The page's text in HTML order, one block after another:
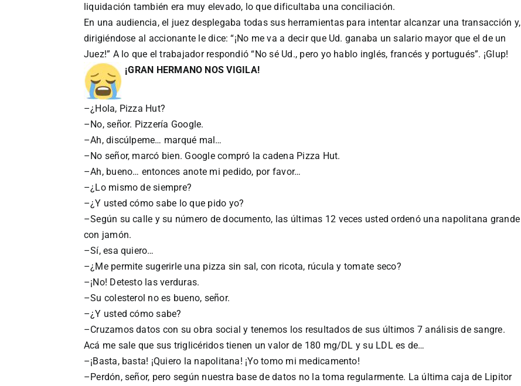
liquidación también era muy elevado, lo que dificultaba una conciliación.
En una audiencia, el juez desplegaba todas sus herramientas para intentar alcanzar una transacción y,
dirigiéndose al accionante le dice: “¡No me va a decir que Ud. ganaba un salario mayor que el de un
Juez!” A lo que el trabajador respondió “No sé Ud., pero yo hablo inglés, francés y portugués”. ¡Glup!
¡GRAN HERMANO NOS VIGILA!
–¿Hola, Pizza Hut?
–No, señor. Pizzería Google.
–Ah, discúlpeme… marqué mal…
–No señor, marcó bien. Google compró la cadena Pizza Hut.
–Ah, bueno… entonces anote mi pedido, por favor…
–¿Lo mismo de siempre?
–¿Y usted cómo sabe lo que pido yo?
–Según su calle y su número de documento, las últimas 12 veces usted ordenó una napolitana grande
con jamón.
–Sí, esa quiero…
–¿Me permite sugerirle una pizza sin sal, con ricota, rúcula y tomate seco?
–¡No! Detesto las verduras.
–Su colesterol no es bueno, señor.
–¿Y usted cómo sabe?
–Cruzamos datos con su obra social y tenemos los resultados de sus últimos 7 análisis de sangre.
Acá me sale que sus triglicéridos tienen un valor de 180 mg/DL y su LDL es de…
–¡Basta, basta! ¡Quiero la napolitana! ¡Yo tomo mi medicamento!
–Perdón, señor, pero según nuestra base de datos no la toma regularmente. La última caja de Lipitor